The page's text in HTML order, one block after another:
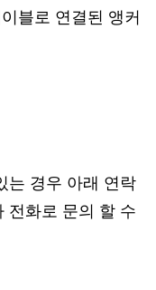
블로 연결된 앵커
는 경우 아래 연락
전화로 문의 할 수